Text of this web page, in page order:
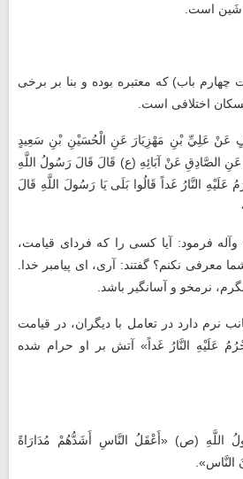
شَین است.
باب) که معتبره بوده و بنا بر برخی
اختلافی است.
عَنْ عَلِيِّ بْنِ مَهْزِيَارَ عَنِ الْحُسَيْنِ بْنِ سَعِيدٍ
الصَّادِقِ عَنْ آبَائِهِ (ع) قَالَ قَالَ رَسُولُ اللَّهِ
النَّارُ غَداً قَالُوا بَلَى يَا رَسُولَ اللَّهِ قَالَ
فرمود: آیا کسى را که فرداى قیامت،
معرفى نکنم؟ گفتند: آرى، اى پیامبر خدا.
نرمخو و آسانگیر باشد.
دارد در تعامل با دیگران، در قیامت
عَلَيْهِ النَّارُ غَداً» آتش بر او حرام شده
اللَّهِ (ص)‏ «أَعْقَلُ النَّاسِ أَشَدُّهُمْ مُدَارَاةً
النَّاس»‏.